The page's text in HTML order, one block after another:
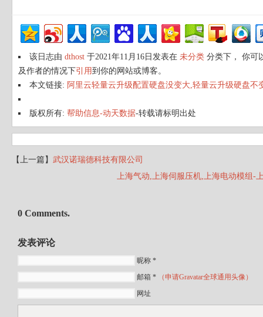
该日志由 dthost 于2021年11月16日发表在 未分类 分类下， 你可
及作者的情况下引用到你的网站或博客。
本文链接: 阿里云轻量云升级配置硬盘没变大,轻量云升级硬盘不
版权所有: 帮助信息-动天数据-转载请标明出处
【上一篇】 武汉诺瑞德科技有限公司
上海气动,上海伺服压机,上海电动模组-
0 Comments.
发表评论
昵称 *
邮箱 *
（申请Gravatar全球通用头像）
网址